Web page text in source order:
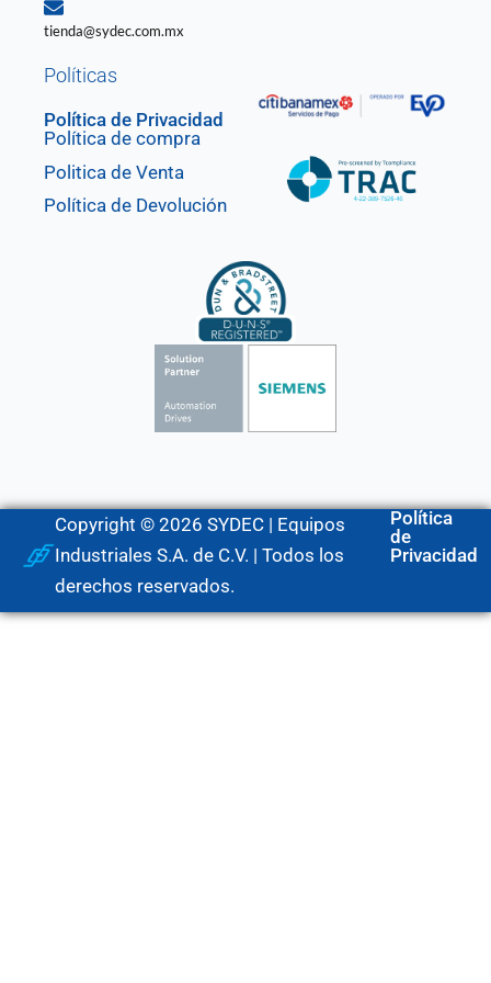
tienda@sydec.com.mx
Políticas
Política de Privacidad
Política de compra
Politica de Venta
Política de Devolución
Copyright © 2026 SYDEC | Equipos
Industriales S.A. de C.V. | Todos los
derechos reservados.
Política
de
Privacidad